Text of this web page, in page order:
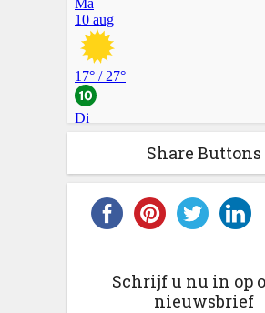
Share Buttons
Schrijf u nu in op
nieuwsbrief